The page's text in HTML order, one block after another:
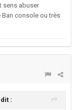
sens abuser
Ban console ou très
: